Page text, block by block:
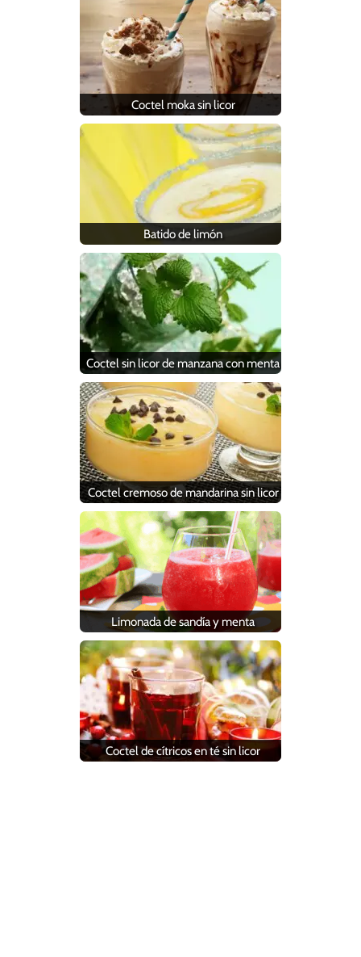
Coctel moka sin licor
Batido de limón
Coctel sin licor de manzana con menta
Coctel cremoso de mandarina sin licor
Limonada de sandía y menta
Coctel de cítricos en té sin licor